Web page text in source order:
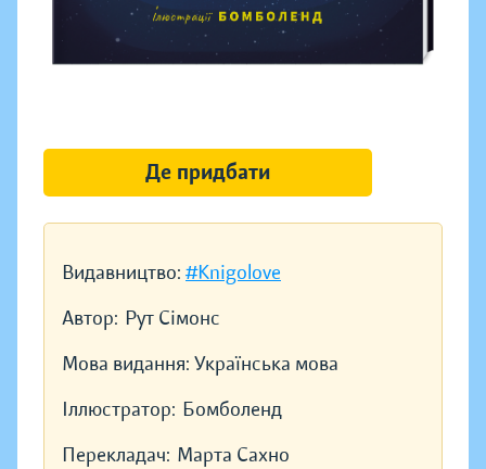
Видавництво: #Knigolove
Автор: Рут Сімонс
Мова видання: Українська мова
Іллюстратор: Бомболенд
Перекладач: Марта Сахно
Де придбати